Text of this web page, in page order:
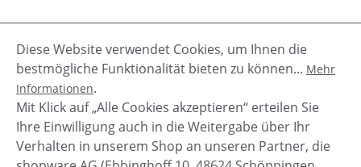
Beschreibung
Stylische Damen Jeans Hose "Cosy Pocket" von Le
Temps des Cerises. schräge Knopfleiste gerades
BeinMehr
Diese Website verwendet Cookies, um Ihnen die
bestmögliche Funktionalität bieten zu können... Mehr
Informationen.
Mit Klick auf „Alle Cookies akzeptieren“ erteilen Sie
Ihre Einwilligung auch in die Weitergabe über Ihr
Verhalten in unserem Shop an unseren Partner, die